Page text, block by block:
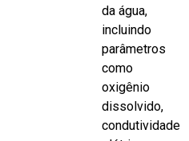
da água,
incluindo
parâmetros
como
oxigênio
dissolvido,
condutividade